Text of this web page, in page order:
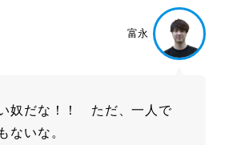
富永
奴だな！！ ただ、一人で
ないな。